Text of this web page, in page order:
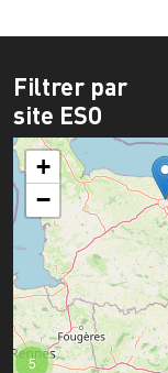
Filtrer par
site ESO
5
+
−